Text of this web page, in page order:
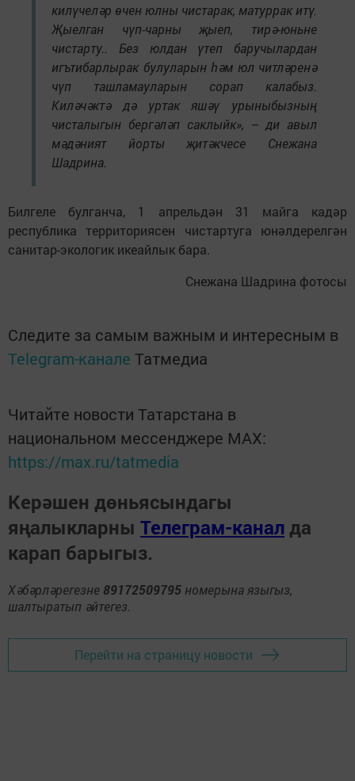
килүчеләр өчен юлны чистарак, матуррак итү.
Җыелган чүп-чарны җыеп, тирә-юньне
чистарту.. Без юлдан үтеп баручылардан
игътибарлырак булуларын һәм юл читләренә
чүп ташламауларын сорап калабыз.
Киләчәктә дә уртак яшәү урыныбызның
чисталыгын бергәләп саклыйк», – ди авыл
мәдәният йорты җитәкчесе Снежана
Шадрина.
Билгеле булганча, 1 апрельдән 31 майга кадәр
республика территориясен чистартуга юнәлдерелгән
санитар-экологик икеайлык бара.
Снежана Шадрина фотосы
Следите за самым важным и интересным в
Telegram-канале Татмедиа
Читайте новости Татарстана в
национальном мессенджере MАХ:
https://max.ru/tatmedia
Керәшен дөньясындагы
яңалыкларны Телеграм-канал да
карап барыгыз.
Хәбәрләрегезне 89172509795 номерына языгыз,
шалтыратып әйтегез.
Перейти на страницу новости